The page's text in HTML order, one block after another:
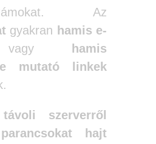
Az
gyakran hamis e-
hamis
mutató linkek
távoli szerverről
parancsokat hajt